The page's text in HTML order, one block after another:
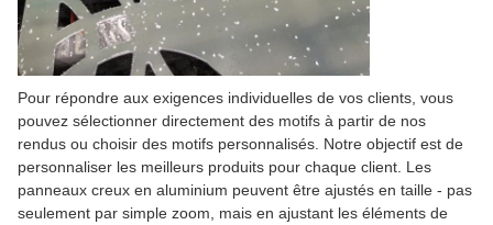
Pour répondre aux exigences individuelles de vos clients, vous
pouvez sélectionner directement des motifs à partir de nos
rendus ou choisir des motifs personnalisés. Notre objectif est de
personnaliser les meilleurs produits pour chaque client. Les
panneaux creux en aluminium peuvent être ajustés en taille - pas
seulement par simple zoom, mais en ajustant les éléments de